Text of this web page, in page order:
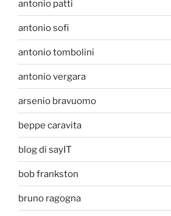
antonio patti
antonio sofi
antonio tombolini
antonio vergara
arsenio bravuomo
beppe caravita
blog di sayIT
bob frankston
bruno ragogna